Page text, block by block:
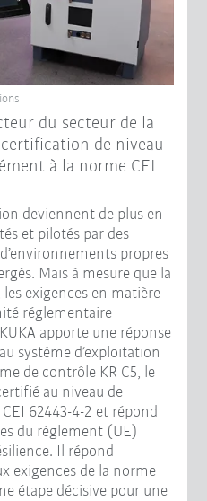
du secteur de la
de niveau
à la norme CEI
deviennent de plus en
et pilotés par des
propres
Mais à mesure que la
exigences en matière
réglementaire
apporte une réponse
système d’exploitation
de contrôle KR C5, le
au niveau de
62443-4-2 et répond
du règlement (UE)
Il répond
exigences de la norme
étape décisive pour une